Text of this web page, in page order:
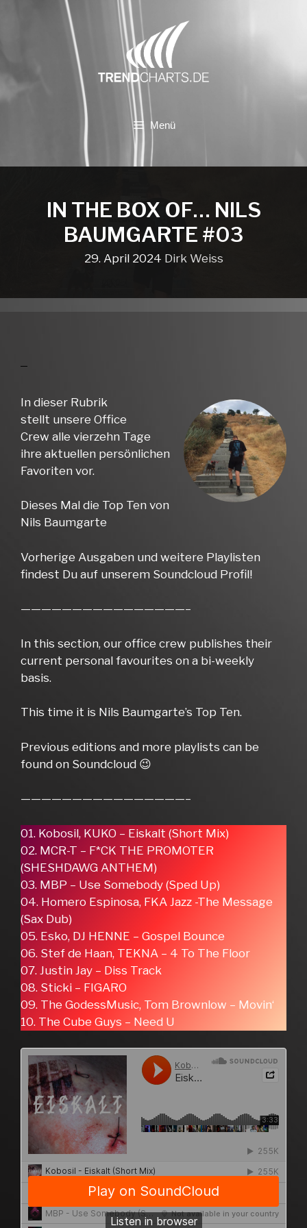
Menü
IN THE BOX OF… NILS
BAUMGARTE #03
29. April 2024 Dirk Weiss
In dieser Rubrik
stellt unsere Office
Crew alle vierzehn Tage
ihre aktuellen persönlichen
Favoriten vor.
Dieses Mal die Top Ten von
Nils Baumgarte
Vorherige Ausgaben und weitere Playlisten
findest Du auf unserem Soundcloud Profil!
————————————————–
In this section, our office crew publishes their
current personal favourites on a bi-weekly
basis.
This time it is Nils Baumgarte’s Top Ten.
Previous editions and more playlists can be
found on Soundcloud 😉
————————————————–
01. Kobosil, KUKO – Eiskalt (Short Mix)
02. MCR-T – F*CK THE PROMOTER
(SHESHDAWG ANTHEM)
03. MBP – Use Somebody (Sped Up)
04. Homero Espinosa, FKA Jazz -The Message
(Sax Dub)
05. Esko, DJ HENNE – Gospel Bounce
06. Stef de Haan, TEKNA – 4 To The Floor
07. Justin Jay – Diss Track
08. Sticki – FIGARO
09. The GodessMusic, Tom Brownlow – Movin‘
10. The Cube Guys – Need U